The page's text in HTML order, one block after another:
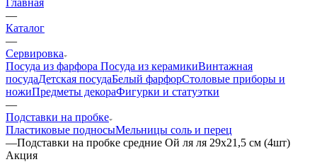
—
Каталог
—
Сервировка
Посуда из фарфора Посуда из керамикиВинтажная
посудаДетская посудаБелый фарфорСтоловые приборы и
ножиПредметы декораФигурки и статуэтки
—
Подставки на пробке
Пластиковые подносыМельницы соль и перец
—Подставки на пробке средние Ой ля ля 29х21,5 см (4шт)
Акция